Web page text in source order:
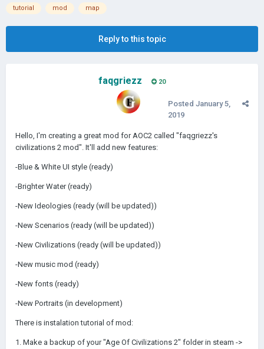
tutorial mod map
Reply to this topic
faqgriezz 20
Posted January 5,
2019
Hello, I'm creating a great mod for AOC2 called "faqgriezz's
civilizations 2 mod". It'll add new features:
-Blue & White UI style (ready)
-Brighter Water (ready)
-New Ideologies (ready (will be updated))
-New Scenarios (ready (will be updated))
-New Civilizations (ready (will be updated))
-New music mod (ready)
-New fonts (ready)
-New Portraits (in development)
There is instalation tutorial of mod:
1. Make a backup of your "Age Of Civilizations 2" folder in steam ->